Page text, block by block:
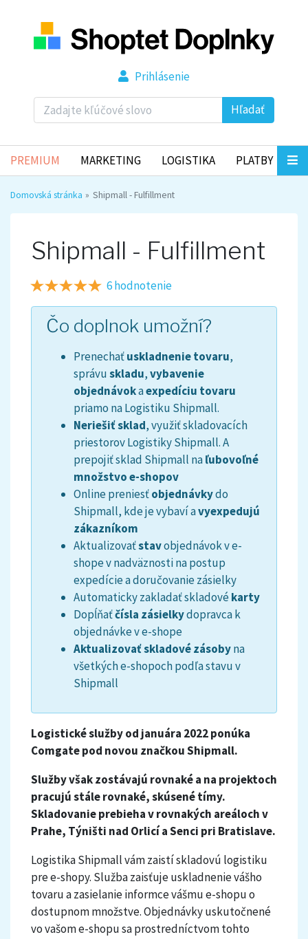
Hľadať
Prihlásenie
PREMIUM MARKETING LOGISTIKA PLATBY
Domovská stránka Shipmall - Fulfillment
Shipmall - Fulfillment
6 hodnotenie
Čo doplnok umožní?
Prenechaťuskladnenie tovaru,
správuskladu,vybavenie
objednávokaexpedíciu tovaru
priamo naLogistiku Shipmall.
Neriešiťsklad,využiťskladovacích
priestorovLogistikyShipmall.A
prepojiťsklad Shipmall naľubovoľné
množstvoe-shopov
Online preniesťobjednávkydo
Shipmall, kdejevybavíavyexpedujú
zákazníkom
Aktualizovaťstavobjednávokve-
shopevnadväznosti na postup
expedíciea doručovaniezásielky
Automatickyzakladaťskladovékarty
Dopĺňaťčísla zásielkydopravcak
objednávkeve-shope
Aktualizovaťskladovézásobyna
všetkýche-shopochpodľa stavuv
Shipmall
Logistické služby od januára 2022 ponúka
Comgate pod novou značkou Shipmall.
Služby však zostávajú rovnaké a na projektoch
pracujú stále rovnaké, skúsené tímy.
Skladovanie prebieha v rovnakých areáloch v
Prahe, Týništi nad Orlicí a Senci pri Bratislave.
Logistika Shipmall vám zaistí skladovú logistiku
pre e-shopy. Služba zaisťuje uskladnenie vášho
tovaru a zasielanie informce vášmu e-shopu o
dostupnom množstve. Objednávky uskutočnené
vo vašom e-shopu sa prostredníctvom tohto